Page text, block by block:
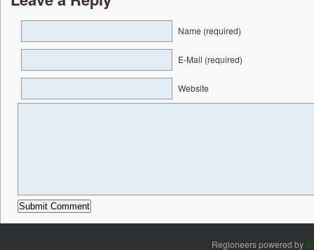
Name (required)
E-Mail (required)
Website
Regioneers powered by